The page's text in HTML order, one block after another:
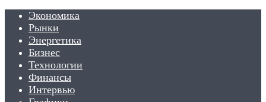
Экономика
Рынки
Энергетика
Бизнес
Технологии
Финансы
Интервью